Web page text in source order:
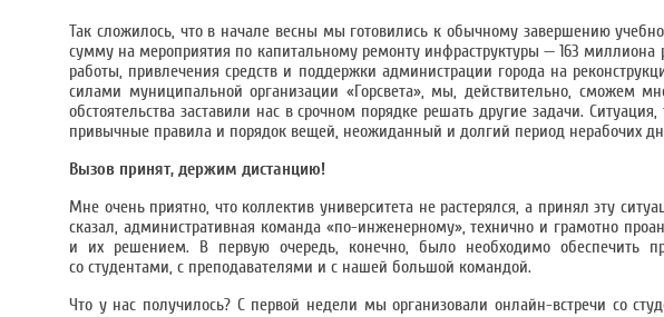
Так сложилось, что в начале весны мы готовились к обычному завершению
сумму на мероприятия по капитальному ремонту инфраструктуры — 163
работы, привлечения средств и поддержки администрации города на
силами муниципальной организации «Горсвета», мы, действительно, сможем
обстоятельства заставили нас в срочном порядке решать другие задачи.
привычные правила и порядок вещей, неожиданный и долгий период нерабочих
Вызов принят, держим дистанцию!
Мне очень приятно, что коллектив университета не растерялся, а принял эту
сказал, административная команда «по-инженерному», технично и грамотно
и их решением. В первую очередь, конечно, было необходимо обеспечить
со студентами, с преподавателями и с нашей большой командой.
Что у нас получилось? С первой недели мы организовали онлайн-встречи со